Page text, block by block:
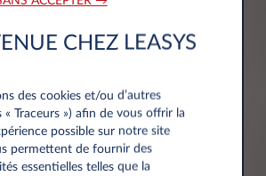
société
CHEZ LEASYS
des cookies et/ou d’autres
« Traceurs ») afin de vous offrir la
possible sur notre site
permettent de fournir des
essentielles telles que la